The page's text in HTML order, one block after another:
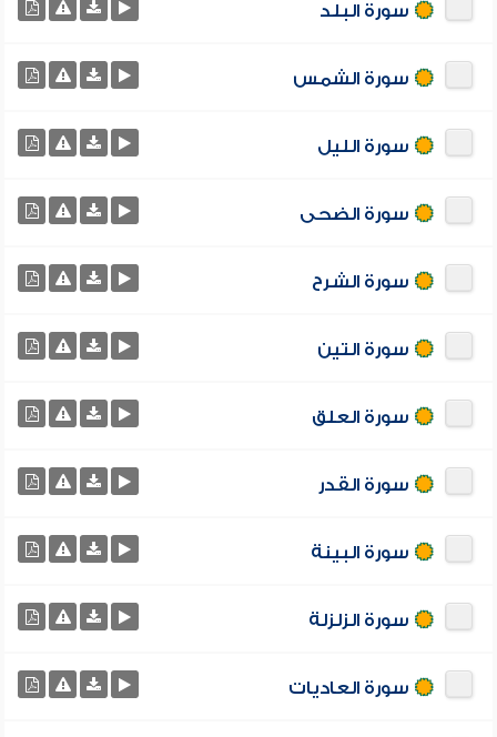
سورة البلد
سورة الشمس
سورة الليل
سورة الضحى
سورة الشرح
سورة التين
سورة العلق
سورة القدر
سورة البينة
سورة الزلزلة
سورة العاديات